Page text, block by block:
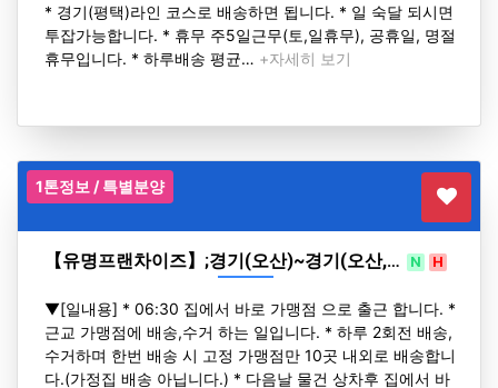
* 경기(평택)라인 코스로 배송하면 됩니다. * 일 숙달 되시면
투잡가능합니다. * 휴무 주5일근무(토,일휴무), 공휴일, 명절
휴무입니다. * 하루배송 평균… +자세히 보기
1톤정보 / 특별분양
【유명프랜차이즈】;경기(오산)~경기(오산,… N H
▼[일내용] * 06:30 집에서 바로 가맹점 으로 출근 합니다. *
근교 가맹점에 배송,수거 하는 일입니다. * 하루 2회전 배송,
수거하며 한번 배송 시 고정 가맹점만 10곳 내외로 배송합니
다.(가정집 배송 아닙니다.) * 다음날 물건 상차후 집에서 바